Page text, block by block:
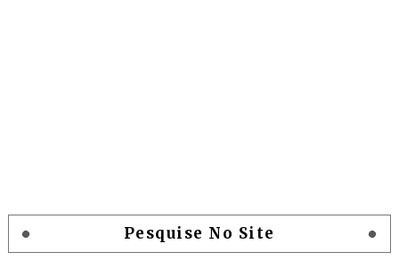
Pesquise No Site